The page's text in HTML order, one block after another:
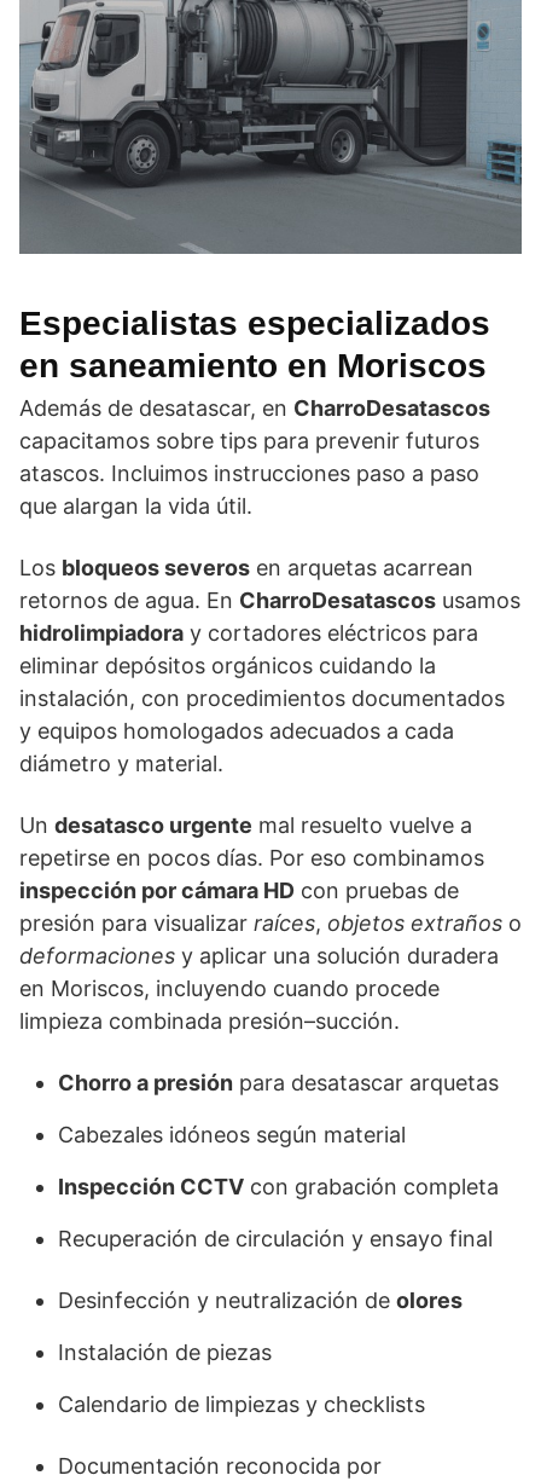
Especialistas especializados
en saneamiento en Moriscos
Además de desatascar, en CharroDesatascos
capacitamos sobre tips para prevenir futuros
atascos. Incluimos instrucciones paso a paso
que alargan la vida útil.
Los bloqueos severos en arquetas acarrean
retornos de agua. En CharroDesatascos usamos
hidrolimpiadora y cortadores eléctricos para
eliminar depósitos orgánicos cuidando la
instalación, con procedimientos documentados
y equipos homologados adecuados a cada
diámetro y material.
Un desatasco urgente mal resuelto vuelve a
repetirse en pocos días. Por eso combinamos
inspección por cámara HD con pruebas de
presión para visualizar raíces, objetos extraños o
deformaciones y aplicar una solución duradera
en Moriscos, incluyendo cuando procede
limpieza combinada presión–succión.
Chorro a presión para desatascar arquetas
Cabezales idóneos según material
Inspección CCTV con grabación completa
Recuperación de circulación y ensayo final
Desinfección y neutralización de olores
Instalación de piezas
Calendario de limpiezas y checklists
Documentación reconocida por